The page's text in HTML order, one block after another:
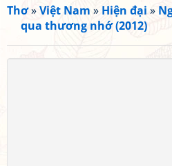
Thơ»Việt Nam » Hiện đại »
qua thương nhớ (2012)